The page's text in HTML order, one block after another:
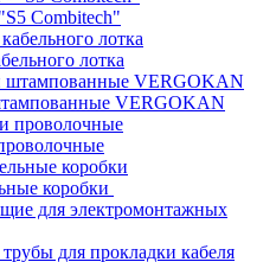
Combitech"
лотка
VERGOKAN
коробки
для электромонтажных